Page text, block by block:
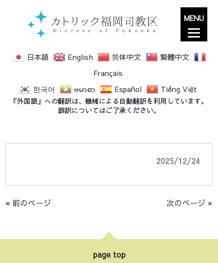
日本語 English 简体中文
繁體中文
Français
한국어
ဗမာစာ Español Tiếng Việt
『外国語』への翻訳は、機械による自動翻訳を利用しています。
誤訳についてはご了承ください。
主の降誕（日中のミサ）Christmas During
the Day 2025(2025年12月25日)
2025/12/24
« 前のページ 次のページ »
page top
MENU